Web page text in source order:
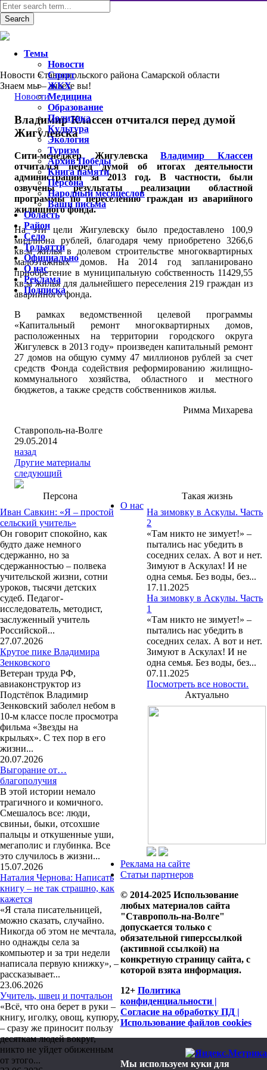
Новости Ставропольского района Самарской области
Знаем мы – знаете вы!
Новости
Владимир Классен отчитался перед думой
Жигулевска
Сити-менеджер ЖигулевскаВладимир Классен
отчитался перед думой об итогах деятельности
администрации за 2013 год. В частности, были
озвучены результаты реализации областной
программы по переселению граждан из аварийного
жилищного фонда.
На эти цели Жигулевску было предоставлено 100,9
миллиона рублей, благодаря чему приобретено 3266,6
кв.м жилья в долевом строительстве многоквартирных
малоэтажных домов. На 2014 год запланировано
приобретение в муниципальную собственность 11429,55
кв.м жилья для дальнейшего переселения 219 граждан из
аварийного фонда.
В рамках ведомственной целевой программы
«Капитальный ремонт многоквартирных домов,
расположенных на территории городского округа
Жигулевск в 2013 году» произведен капитальный ремонт
27 домов на общую сумму 47 миллионов рублей за счет
средств Фонда содействия реформированию жилищно-
коммунального хозяйства, областного и местного
бюджетов, а также средств собственников жилья.
Римма Михарева
Ставрополь-на-Волге
29.05.2014
назад
Другие материалы
следующий
Персона
Иван Савкин: «Я – простой
сельский учитель»
Он говорит спокойно, как
будто даже немного
сдержанно, но за
сдержанностью – полвека
учительской жизни, сотни
уроков, тысячи детских
судеб. Педагог-
исследователь, методист,
заслуженный учитель
Российской...
27.07.2026
Крутое пике Владимира
Зенковского
Ветеран труда РФ,
авиаконструктор из
Подстёпок Владимир
Зенковский заболел небом в
10-м классе после просмотра
фильма «Звезды на
крыльях». С тех пор в его
жизни...
20.07.2026
Выгорание от…
благополучия
В этой истории немало
трагичного и комичного.
Смешалось все: люди,
свиньи, быки, отсохшие
пальцы и откушенные уши,
мегаполис и глубинка. Все
это случилось в жизни...
15.07.2026
Наталия Чернова: Написать
книгу – не так страшно, как
кажется
«Я стала писательницей,
можно сказать, случайно.
Никогда об этом не мечтала,
но однажды села за
компьютер и за три недели
написала первую книжку», –
рассказывает...
23.06.2026
Учитель, швец и почтальон
«Всё, что она берет в руки –
книгу, иголку, овощ, купюру,
– сразу же приносит пользу
десяткам людей вокруг,
никто не уйдет обиженным
от этого...
Такая жизнь
На зимовку в Аскулы. Часть
2
«Там никто не зимует!» –
пытались нас убедить в
соседних селах. А вот и нет.
Зимуют в Аскулах! И не
одна семья. Без воды, без...
17.11.2025
На зимовку в Аскулы. Часть
1
«Там никто не зимует!» –
пытались нас убедить в
соседних селах. А вот и нет.
Зимуют в Аскулах! И не
одна семья. Без воды, без...
07.11.2025
Посмотреть все новости.
Актуально
О нас
Реклама на сайте
Статьи партнеров
© 2014-2025 Использование
любых материалов сайта
"Ставрополь-на-Волге"
допускается только с
обязательной гиперссылкой
(активной ссылкой) на
конкретную страницу сайта, с
которой взята информация.
12+ Политика
конфиденциальности |
Согласие на обработку ПД |
Использование файлов cookies
Темы
Новости
Спорт
ЖКХ
Медицина
Образование
Политика
Культура
Экология
Туризм
Архив Победы
Книга памяти
Персона
Народный месяцеслов
Ваши письма
Область
Район
Село
Тольятти
Официально
О нас
Реклама
Подписка
Мы используем куки для